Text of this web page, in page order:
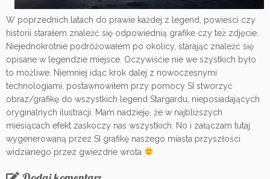
W poprzednich latach do prawie każdej z legend, powieści czy
historii starałem znaleźć się odpowiednią grafike czy też zdjęcie.
Niejednokrotnie podróżowałem po okolicy, starając znaleźć się
opisane w legendzie miejsce. Oczywiśćie nie we szystkich było
to możliwe. Niemniej idąc krok dalej z nowoczesnymi
technologiami, postawnowiłem przy pomocy SI stworzyć
obraz/grafikę do wszystkich legend Stargardu, nieposiadających
oryginalnych ilustracji. Mam nadzieję, że w najbliższych
miesiącach efekt zaskoczy nas wszystkich. No i załączam tutaj
wygenerowaną przez SI grafikę naszego miasta przyszłości
widzianego przez gwiezdne wrota